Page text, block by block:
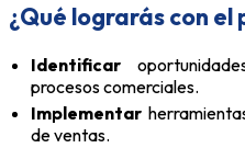
¿Qué lograrás con el
Identificar
procesos comerciales.
Implementar
de ventas.